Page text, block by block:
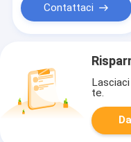
Contattaci
te.